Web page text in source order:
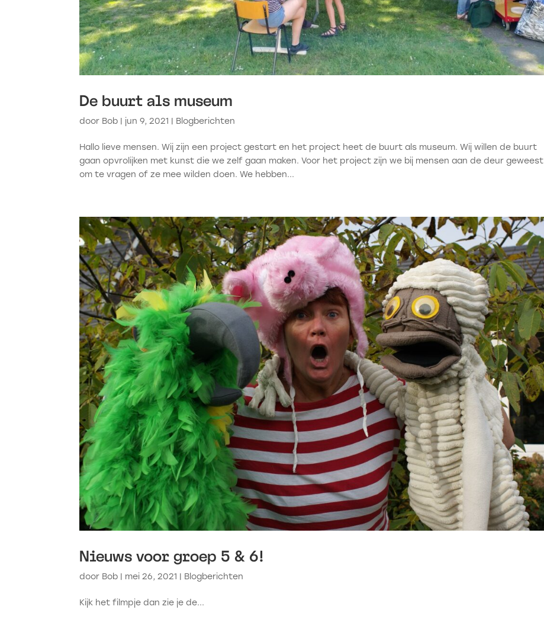
De buurt als museum
door Bob | jun 9, 2021 | Blogberichten
Hallo lieve mensen. Wij zijn een project gestart en het project heet de buurt als museum. Wij willen de buurt
gaan opvrolijken met kunst die we zelf gaan maken. Voor het project zijn we bij mensen aan de deur geweest
om te vragen of ze mee wilden doen. We hebben...
Nieuws voor groep 5 & 6!
door Bob | mei 26, 2021 | Blogberichten
Kijk het filmpje dan zie je de...